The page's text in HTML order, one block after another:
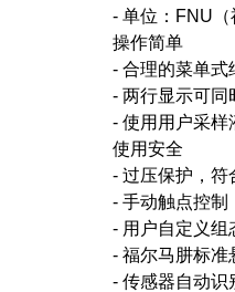
- 单位：FNU
操作简单
- 合理的菜单式
- 两行显示可同
- 使用用户采样
使用安全
- 过压保护，符
- 手动触点控制
- 用户自定义组
- 福尔马肼标准
- 传感器自动识